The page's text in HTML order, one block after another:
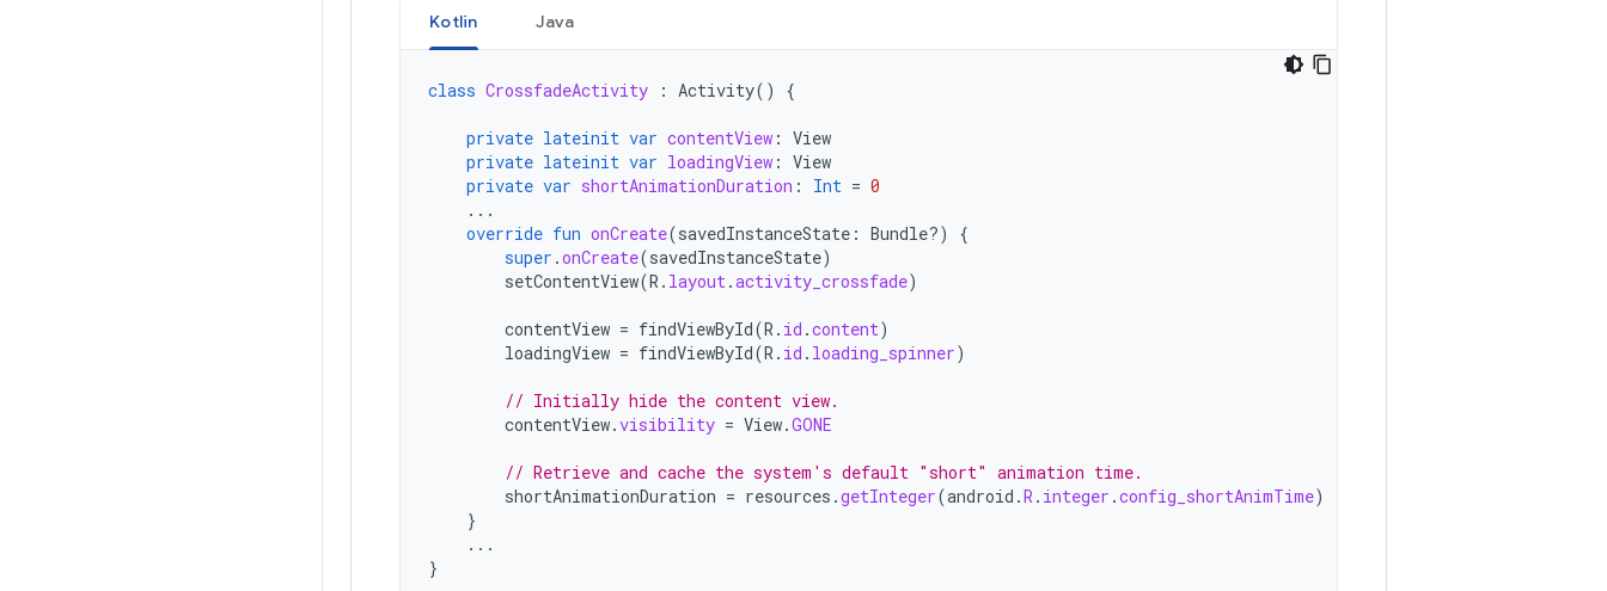
Kotlin Java
class CrossfadeActivity : Activity() {
private lateinit var contentView : View
private lateinit var loadingView : View
private var shortAnimationDuration : Int = 0
...
override fun onCreate(savedInstanceState : Bundle?)
{
super .onCreate(savedInstanceState)
setContentView(R . layout.activity_crossfade)
contentView = findViewById(R . id .content)
loadingView = findViewById(R . id . loading_spinner)
// Initially hide the content view.
contentView.visibility = View.GONE
// Retrieve and cache the system's default "short" animation time.
shortAnimationDuration = resources .getInteger(android .R . integer .config_shortAnimTime)
}
...
}